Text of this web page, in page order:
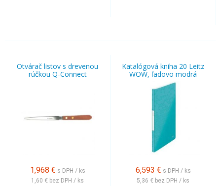
Otvárač listov s drevenou
rúčkou Q-Connect
1,968 € s DPH / ks
1,60 € bez DPH / ks
Katalógová kniha 20 Leitz
WOW, ľadovo modrá
6,593 € s DPH / ks
5,36 € bez DPH / ks